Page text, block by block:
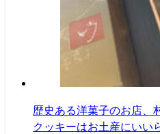
歴史ある洋菓子のお店、
クッキーはお土産にいい